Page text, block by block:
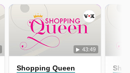
43:49
Shopping Queen